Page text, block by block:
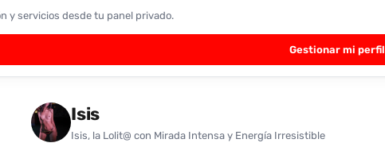
y servicios desde tu panel privado.
Gestionar mi perfil
Isis
Isis, la Lolit@ con Mirada Intensa y Energía Irresistible